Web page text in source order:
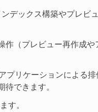
デックス構築やプレビ
作（プレビュー再作成や
プリケーションによる排
待できます。
す。